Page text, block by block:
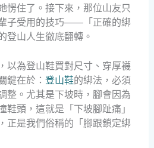
愣住了。接下來，那位山友只
子受用的技巧——「正確的綁
登山人生徹底翻轉。
以為登山鞋買對尺寸、穿厚襪
鍵在於： 登山鞋的綁法，必須
整。尤其是下坡時，腳會因為
鞋頭，這就是「下坡腳趾痛」
正是我們俗稱的「腳跟鎖定綁